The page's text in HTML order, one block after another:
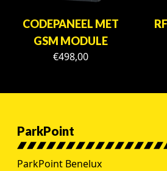
CODEPANEEL MET
GSM MODULE
€498,00
ParkPoint
ParkPoint Benelux